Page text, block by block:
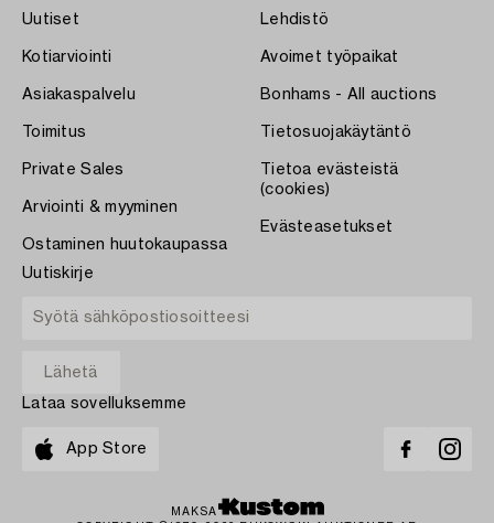
Uutiset
Kotiarviointi
Asiakaspalvelu
Toimitus
Private Sales
Arviointi & myyminen
Ostaminen huutokaupassa
Lehdistö
Avoimet työpaikat
Bonhams - All auctions
Tietosuojakäytäntö
Tietoa evästeistä
(cookies)
Evästeasetukset
Uutiskirje
Lataa sovelluksemme
App Store
MAKSA